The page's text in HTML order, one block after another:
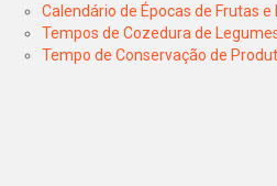
Calendário de Épocas de Frutas e
Tempos de Cozedura de
Tempo de Conservação de